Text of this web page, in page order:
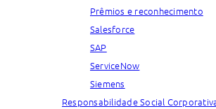
Prêmios e reconhecimento
Salesforce
SAP
ServiceNow
Siemens
Responsabilidade Social